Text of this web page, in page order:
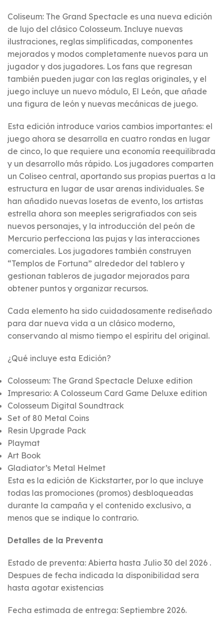
Coliseum: The Grand Spectacle es una nueva edición
de lujo del clásico Colosseum. Incluye nuevas
ilustraciones, reglas simplificadas, componentes
mejorados y modos completamente nuevos para un
jugador y dos jugadores. Los fans que regresan
también pueden jugar con las reglas originales, y el
juego incluye un nuevo módulo, El León, que añade
una figura de león y nuevas mecánicas de juego.
Esta edición introduce varios cambios importantes: el
juego ahora se desarrolla en cuatro rondas en lugar
de cinco, lo que requiere una economía reequilibrada
y un desarrollo más rápido. Los jugadores comparten
un Coliseo central, aportando sus propias puertas a la
estructura en lugar de usar arenas individuales. Se
han añadido nuevas losetas de evento, los artistas
estrella ahora son meeples serigrafiados con seis
nuevos personajes, y la introducción del peón de
Mercurio perfecciona las pujas y las interacciones
comerciales. Los jugadores también construyen
“Templos de Fortuna” alrededor del tablero y
gestionan tableros de jugador mejorados para
obtener puntos y organizar recursos.
Cada elemento ha sido cuidadosamente rediseñado
para dar nueva vida a un clásico moderno,
conservando al mismo tiempo el espíritu del original.
¿Qué incluye esta Edición?
Colosseum: The Grand Spectacle Deluxe edition
Impresario: A Colosseum Card Game Deluxe edition
Colosseum Digital Soundtrack
Set of 80 Metal Coins
Resin Upgrade Pack
Playmat
Art Book
Gladiator’s Metal Helmet
Esta es la edición de Kickstarter, por lo que incluye
todas las promociones (promos) desbloqueadas
durante la campaña y el contenido exclusivo, a
menos que se indique lo contrario.
Detalles de la Preventa
Estado de preventa: Abierta hasta Julio 30 del 2026 .
Despues de fecha indicada la disponibilidad sera
hasta agotar existencias
Fecha estimada de entrega: Septiembre 2026.